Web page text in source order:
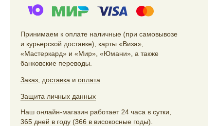
Принимаем к оплате наличные (при самовывозе
и курьерской доставке), карты «Виза»,
«Мастеркард» и «Мир», «Юмани», а также
банковские переводы.
Заказ доставка и оплата
Защита личных данных
Наш онлайн-магазин работает 24 часа в сутки,
365 дней в году (366 в високосные годы).